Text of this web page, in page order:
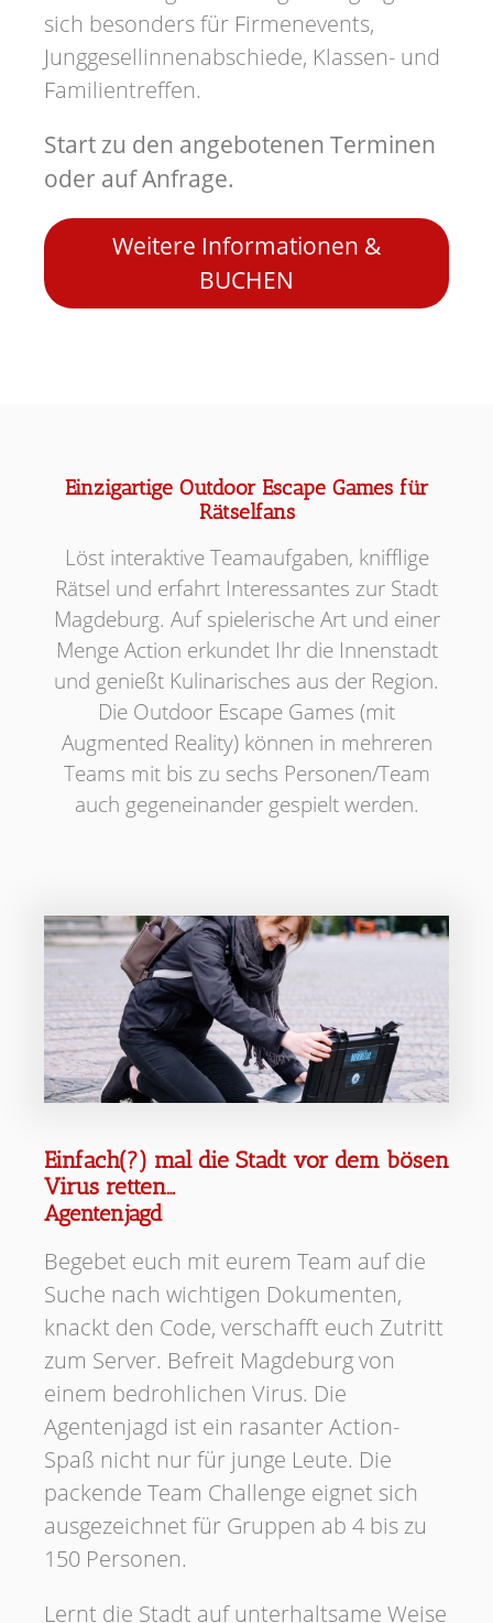
sich besonders für Firmenevents,
Junggesellinnenabschiede, Klassen- und
Familientreffen.
Start zu den angebotenen Terminen
oder auf Anfrage.
Weitere Informationen &
BUCHEN
Einzigartige Outdoor Escape Games für
Rätselfans
Löst interaktive Teamaufgaben, knifflige
Rätsel und erfahrt Interessantes zur Stadt
Magdeburg. Auf spielerische Art und einer
Menge Action erkundet Ihr die Innenstadt
und genießt Kulinarisches aus der Region.
Die Outdoor Escape Games (mit
Augmented Reality) können in mehreren
Teams mit bis zu sechs Personen/Team
auch gegeneinander gespielt werden.
Einfach(?) mal die Stadt vor dem bösen
Virus retten…
Agentenjagd
Begebet euch mit eurem Team auf die
Suche nach wichtigen Dokumenten,
knackt den Code, verschafft euch Zutritt
zum Server. Befreit Magdeburg von
einem bedrohlichen Virus. Die
Agentenjagd ist ein rasanter Action-
Spaß nicht nur für junge Leute. Die
packende Team Challenge eignet sich
ausgezeichnet für Gruppen ab 4 bis zu
150 Personen.
Lernt die Stadt auf unterhaltsame Weise